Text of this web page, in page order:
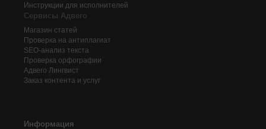
Инструкции для исполнителей
Сервисы Адвего
Магазин статей
Проверка на антиплагиат
SEO-анализ текста
Проверка орфографии
Адвего Лингвист
Заказ контента и услуг
Информация